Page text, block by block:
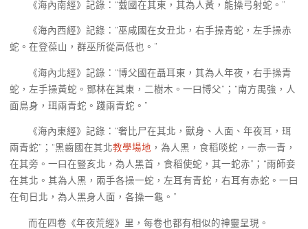
《海內南經》記錄：“臷國在其東，其為人黃，能操弓射蛇。”
《海內西經》記錄：“巫咸國在女丑北，右手操青蛇，左手操赤
蛇。在登葆山，群巫所從高低也。”
《海內北經》記錄：“博父國在聶耳東，其為人年夜，右手操青
蛇，左手操黃蛇。鄧林在其東，二樹木。一曰博父”；“南方禺強，人
面鳥身，珥兩青蛇。踐兩青蛇。”
《海內東經》記錄：“奢比尸在其北，獸身、人面、年夜耳，珥
兩青蛇”；“黑齒國在其北教學場地 ，為人黑，食稻啖蛇，一赤一青，
在其旁。一曰在豎亥北，為人黑首，食稻使蛇，其一蛇赤”；“雨師妾
在其北。其為人黑，兩手各操一蛇，左耳有青蛇，右耳有赤蛇。一曰
在旬日北，為人黑身人面，各操一龜。”
而在四卷《年夜荒經》里，每卷也都有相似的神靈呈現。